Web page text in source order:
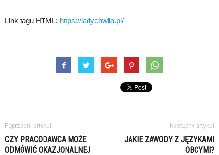
Link tagu HTML: https://ladychwila.pl/
Poprzedni artykuł
CZY PRACODAWCA MOŻE
ODMÓWIĆ OKAZJONALNEJ
Następny artykuł
JAKIE ZAWODY Z JĘZYKAMI
OBCYMI?